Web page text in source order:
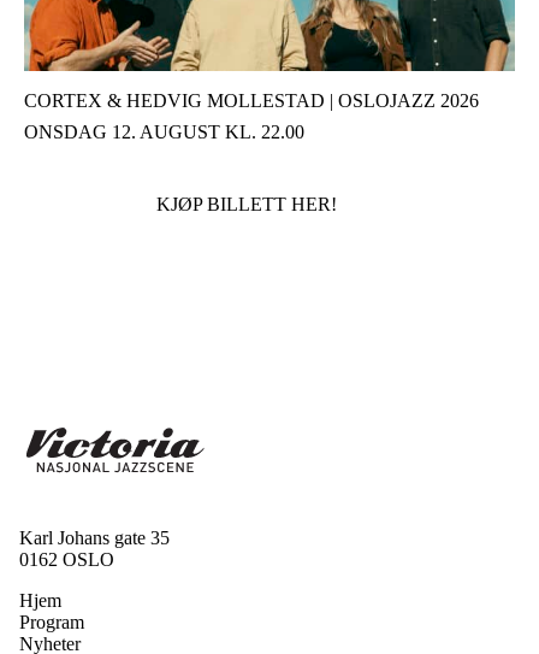
CORTEX & HEDVIG MOLLESTAD | OSLOJAZZ 2026
ONSDAG 12. AUGUST KL. 22.00
KJØP BILLETT HER!
Karl Johans gate 35
0162 OSLO
Hjem
Program
Nyheter